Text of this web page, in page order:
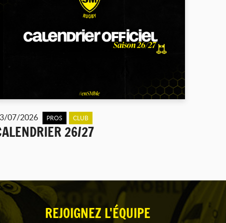
07/2026 PROS CLUB
26/27
REJOIGNEZ L'ÉQUIPE